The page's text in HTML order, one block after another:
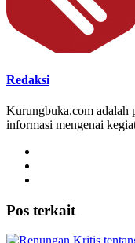
Redaksi
Kurungbuka.com adalah
informasi mengenai
Pos terkait